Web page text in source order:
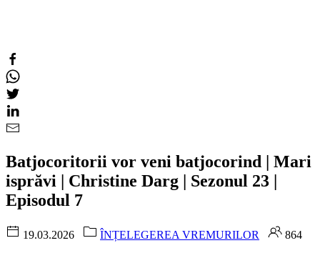
Batjocoritorii vor veni batjocorind | Mari
isprăvi | Christine Darg | Sezonul 23 |
Episodul 7
19.03.2026 ÎNȚELEGEREA VREMURILOR
864